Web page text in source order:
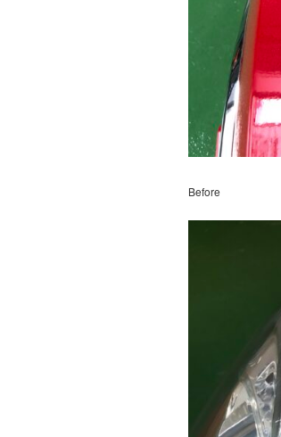
Before